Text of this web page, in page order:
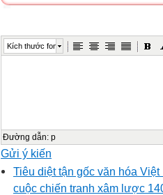
Kích thước font
Đường dẫn: p
Gửi ý kiến
Tiêu diệt tận gốc văn hóa
cuộc chiến tranh xâm lược